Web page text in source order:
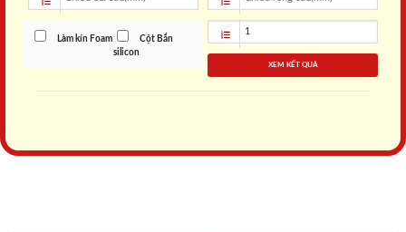
Làm kín Foam
Cột Bắn
silicon
XEM KẾT QUẢ